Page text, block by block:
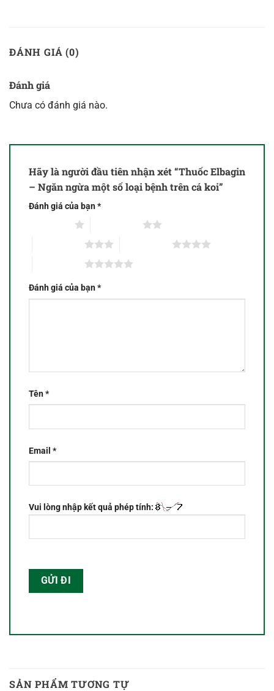
ĐÁNH GIÁ (0)
Đánh giá
Chưa có đánh giá nào.
Hãy là người đầu tiên nhận xét “Thuốc Elbagin
– Ngăn ngừa một số loại bệnh trên cá koi”
Đánh giá của bạn*
Đánh giá của bạn*
Tên*
Email *
Vui lòng nhập kết quả phép tính:
SẢN PHẨM TƯƠNG TỰ